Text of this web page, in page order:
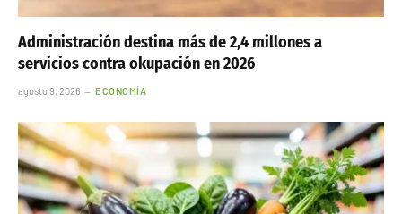
Administración destina más de 2,4 millones a
servicios contra okupación en 2026
agosto 9, 2026 ECONOMÍA